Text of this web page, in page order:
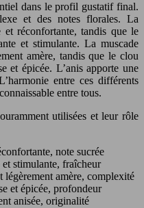
dans le profil gustatif final.
et des notes florales. La
et réconfortante, tandis que le
et stimulante. La muscade
amère, tandis que le clou
et épicée. L’anis apporte une
entre ces différents
entre tous.
utilisées et leur rôle
note sucrée
stimulante, fraîcheur
légèrement amère, complexité
et épicée, profondeur
anisée, originalité